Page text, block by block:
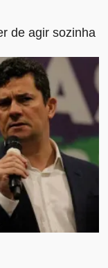
de agir sozinha